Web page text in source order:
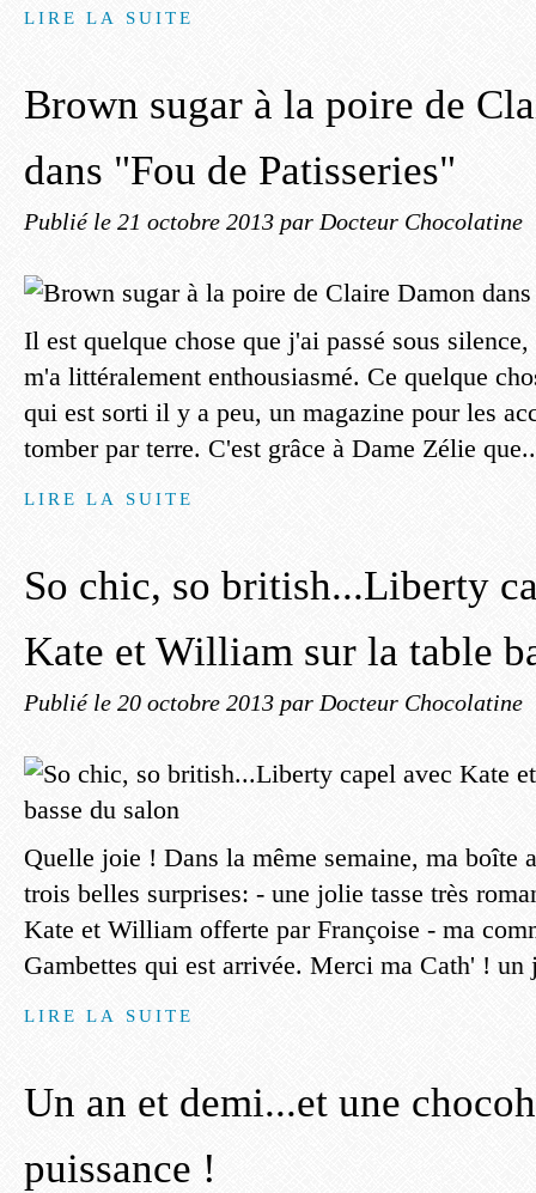
LIRE LA SUITE
Brown sugar à la poire de
dans "Fou de Patisseries"
Publié le 21 octobre 2013 par Docteur Chocolatine
Il est quelque chose que j'ai passé sous
m'a littéralement enthousiasmé. Ce quelque
qui est sorti il y a peu, un magazine pour les
tomber par terre. C'est grâce à Dame Zélie
LIRE LA SUITE
So chic, so british...Liberty
Kate et William sur la table
Publié le 20 octobre 2013 par Docteur Chocolatine
Quelle joie ! Dans la même semaine, ma boîte
trois belles surprises: - une jolie tasse très
Kate et William offerte par Françoise - ma
Gambettes qui est arrivée. Merci ma Cath' !
LIRE LA SUITE
Un an et demi...et une
puissance !